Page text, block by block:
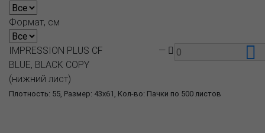
Формат, см
Плотность: 55, Размер: 43x61, Кол-во: Пачки по 500 листов
IMPRESSION PLUS CF
BLUE, BLACK COPY
(нижний лист)
—